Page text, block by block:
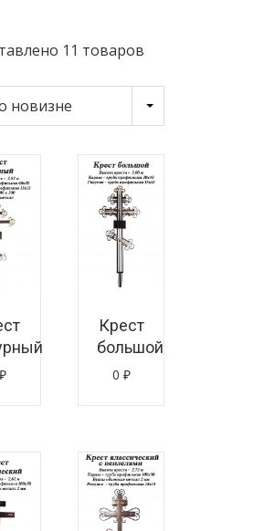
11 товаров
₽
цену
Крест
большой
0 ₽
цену